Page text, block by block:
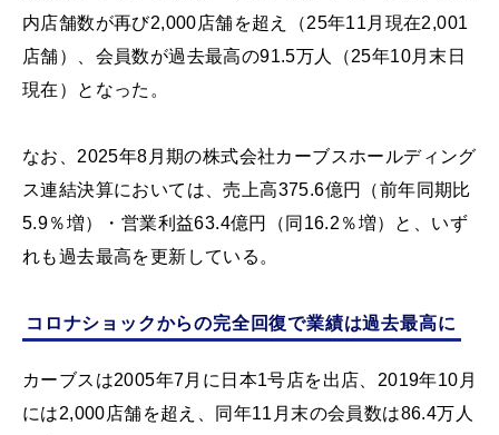
内店舗数が再び2,000店舗を超え（25年11月現在2,001
店舗）、会員数が過去最高の91.5万人（25年10月末日
現在）となった。
なお、2025年8月期の株式会社カーブスホールディング
ス連結決算においては、売上高375.6億円（前年同期比
5.9％増）・営業利益63.4億円（同16.2％増）と、いず
れも過去最高を更新している。
コロナショックからの完全回復で業績は過去最高に
カーブスは2005年7月に日本1号店を出店、2019年10月
には2,000店舗を超え、同年11月末の会員数は86.4万人